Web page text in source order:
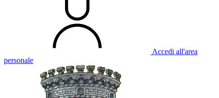
Accedi all'area
personale